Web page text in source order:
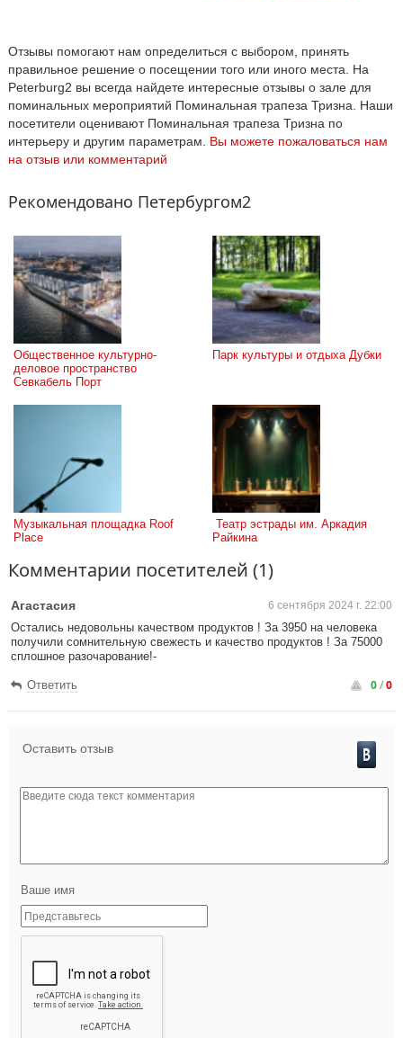
Отзывы помогают нам определиться с выбором, принять
правильное решение о посещении того или иного места. На
Peterburg2 вы всегда найдете интересные отзывы о зале для
поминальных мероприятий Поминальная трапеза Тризна. Наши
посетители оценивают Поминальная трапеза Тризна по
интерьеру и другим параметрам. Вы можете пожаловаться нам
на отзыв или комментарий
Рекомендовано Петербургом2
Общественное культурно-
деловое пространство
Севкабель Порт
Парк культуры и отдыха Дубки
Музыкальная площадка Roof
Place
Райкина
Комментарии посетителей (1)
Агастасия 6 сентября 2024 г. 22:00
Остались недовольны качеством продуктов ! За 3950 на человека
получили сомнительную свежесть и качество продуктов ! За 75000
сплошное разочарование!-
Ответить 0/0
Оставить отзыв
Ваше имя